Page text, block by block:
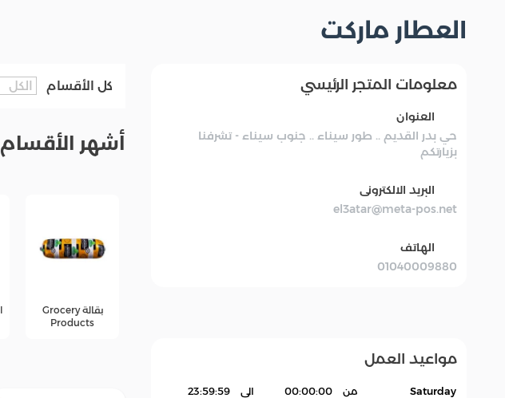
العطار ماركت
معلومات المتجر الرئيسي
العنوان
حي بدر القديم .. طور سيناء .. جنوب سيناء - تشرفنا
بزيارتكم
البريد الالكترونى
el3atar@meta-pos.net
الهاتف
01040009880
مواعيد العمل
Saturday من 00:00:00 الى 23:59:59
كل الأقسام
أشهر الأقسام
المجمدات Frozen
products